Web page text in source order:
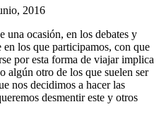
2016
una ocasión, en los debates y
en los que participamos, con que
por esta forma de viajar implica
algún otro de los que suelen ser
nos decidimos a hacer las
desmentir este y otros